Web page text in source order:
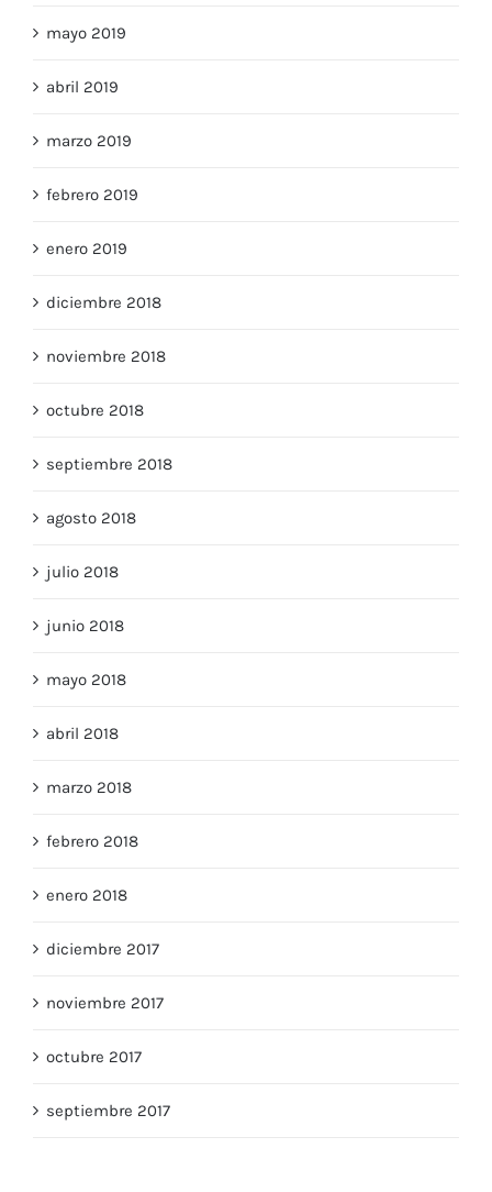
mayo 2019
abril 2019
marzo 2019
febrero 2019
enero 2019
diciembre 2018
noviembre 2018
octubre 2018
septiembre 2018
agosto 2018
julio 2018
junio 2018
mayo 2018
abril 2018
marzo 2018
febrero 2018
enero 2018
diciembre 2017
noviembre 2017
octubre 2017
septiembre 2017